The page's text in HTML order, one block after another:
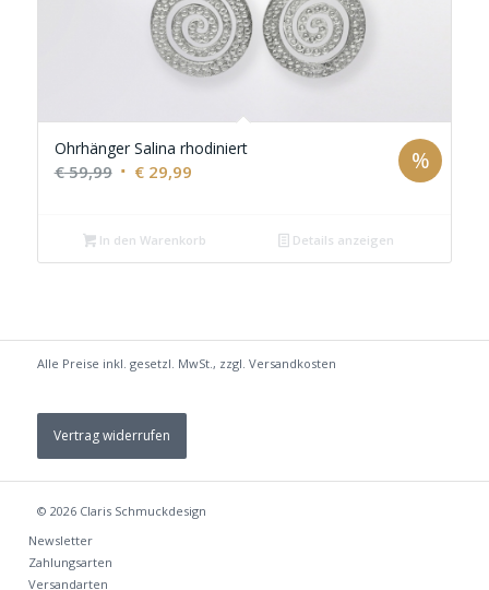
Ohrhänger Salina rhodiniert
€59,99 Ursprünglicher
€ 59,99
€29,99Aktueller
€ 29,99.
%
In den Warenkorb Details anzeigen
Alle Preise inkl. gesetzl. MwSt., zzgl. Versandkosten
Vertrag widerrufen
© 2026 Claris Schmuckdesign
Newsletter
Zahlungsarten
Versandarten